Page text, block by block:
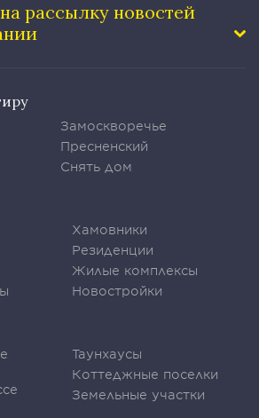
рассылку новостей
Замоскворечье
Пресненский
Снять дом
Хамовники
Резиденции
Жилые комплексы
Новостройки
Таунхаусы
Коттеджные поселки
Земельные участки